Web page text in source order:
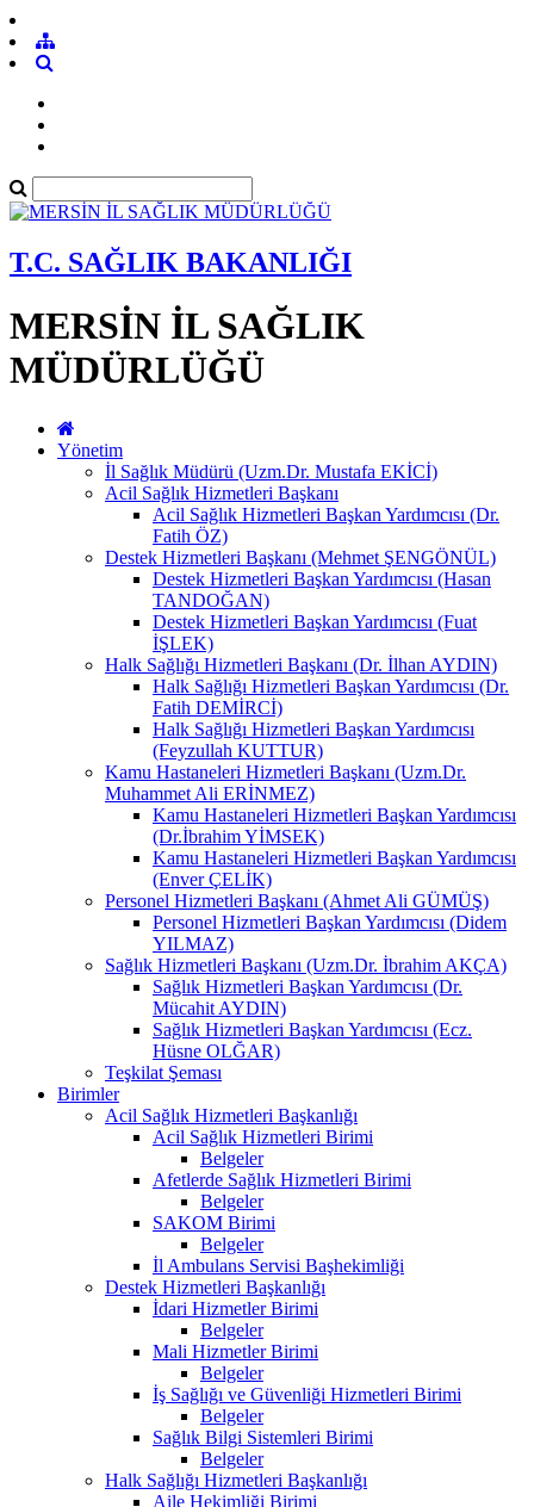
T.C. SAĞLIK BAKANLIĞI
MERSİN İL SAĞLIK
MÜDÜRLÜĞÜ
Yönetim
İl Sağlık Müdürü (Uzm.Dr. Mustafa EKİCİ)
Acil Sağlık Hizmetleri Başkanı
Acil Sağlık Hizmetleri Başkan Yardımcısı (Dr.
Fatih ÖZ)
Destek Hizmetleri Başkanı (Mehmet ŞENGÖNÜL)
Destek Hizmetleri Başkan Yardımcısı (Hasan
TANDOĞAN)
Destek Hizmetleri Başkan Yardımcısı (Fuat
İŞLEK)
Halk Sağlığı Hizmetleri Başkanı (Dr. İlhan AYDIN)
Halk Sağlığı Hizmetleri Başkan Yardımcısı (Dr.
Fatih DEMİRCİ)
Halk Sağlığı Hizmetleri Başkan Yardımcısı
(Feyzullah KUTTUR)
Kamu Hastaneleri Hizmetleri Başkanı (Uzm.Dr.
Muhammet Ali ERİNMEZ)
Kamu Hastaneleri Hizmetleri Başkan Yardımcısı
(Dr.İbrahim YİMSEK)
Kamu Hastaneleri Hizmetleri Başkan Yardımcısı
(Enver ÇELİK)
Personel Hizmetleri Başkanı (Ahmet Ali GÜMÜŞ)
Personel Hizmetleri Başkan Yardımcısı (Didem
YILMAZ)
Sağlık Hizmetleri Başkanı (Uzm.Dr. İbrahim AKÇA)
Sağlık Hizmetleri Başkan Yardımcısı (Dr.
Mücahit AYDIN)
Sağlık Hizmetleri Başkan Yardımcısı (Ecz.
Hüsne OLĞAR)
Teşkilat Şeması
Birimler
Acil Sağlık Hizmetleri Başkanlığı
Acil Sağlık Hizmetleri Birimi
Belgeler
Afetlerde Sağlık Hizmetleri Birimi
Belgeler
SAKOM Birimi
Belgeler
İl Ambulans Servisi Başhekimliği
Destek Hizmetleri Başkanlığı
İdari Hizmetler Birimi
Belgeler
Mali Hizmetler Birimi
Belgeler
İş Sağlığı ve Güvenliği Hizmetleri Birimi
Belgeler
Sağlık Bilgi Sistemleri Birimi
Belgeler
Halk Sağlığı Hizmetleri Başkanlığı
Aile Hekimliği Birimi